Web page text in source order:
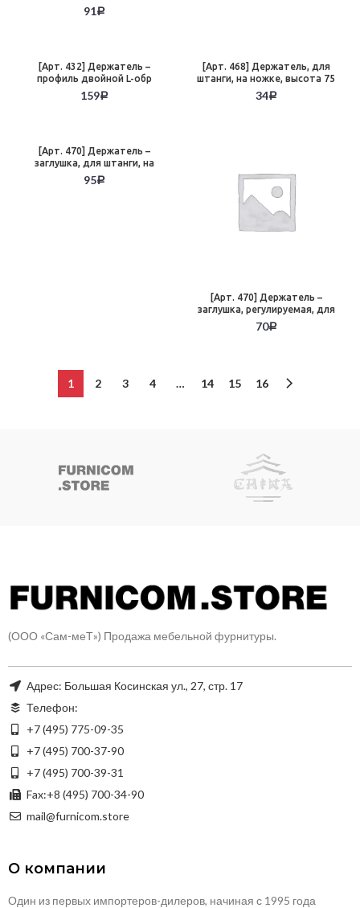
образный, хром
91Р
[Арт. 432] Держатель –
профиль двойной L-обр
-горизонт поддержка 2-х
панелей, хром
159Р
[Арт. 468] Держатель, для
штанги, на ножке, высота 75
мм, хром
34Р
[Арт. 470] Держатель –
заглушка, для штанги, на
ножке, хром
95Р
[Арт. 470] Держатель –
заглушка, регулируемая, для
штанги, на ножке, хром
70Р
1 2 3 4 … 14 15 16
(ООО «Сам-меТ») Продажа мебельной фурнитуры.
Адрес: Большая Косинская ул., 27, стр. 17
Телефон:
+7 (495) 775-09-35
+7 (495) 700-37-90
+7 (495) 700-39-31
Fax:+8 (495) 700-34-90
mail@furnicom.store
О компании
Один из первых импортеров-дилеров, начиная с 1995 года